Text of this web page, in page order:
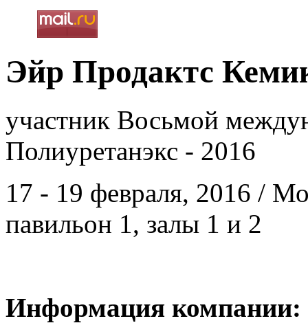
Эйр Продактс
участник Восьмой
Полиуретанэкс - 2016
17 - 19 февраля, 2016 /
павильон 1, залы 1 и 2
Информация компании: